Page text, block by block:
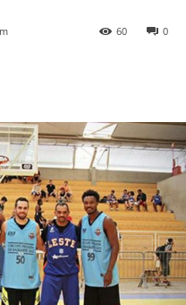
0
60